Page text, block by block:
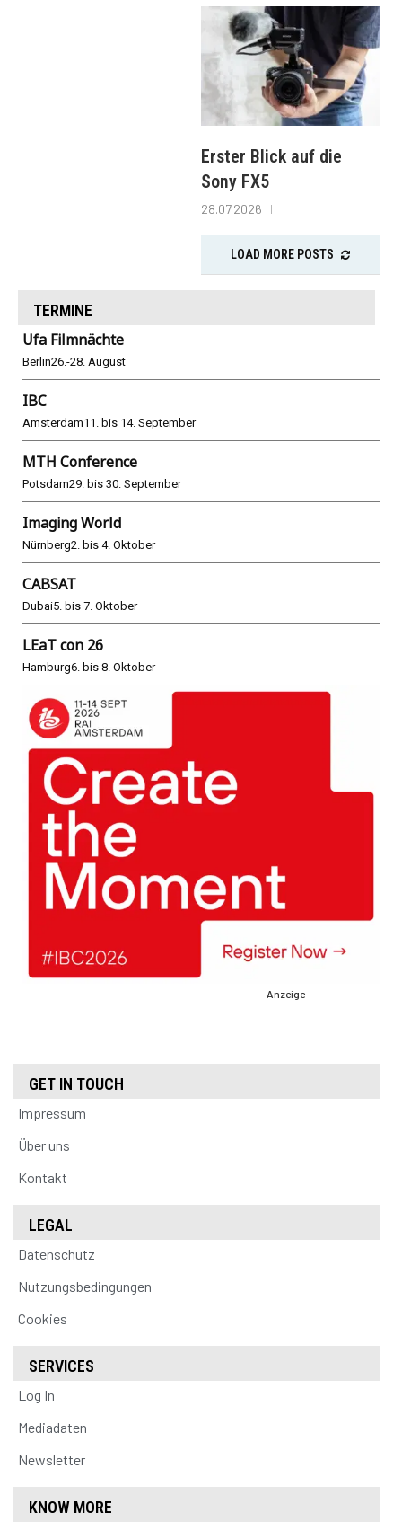
Erster Blick auf die
Sony FX5
28.07.2026
LOAD MORE POSTS
TERMINE
Ufa Filmnächte
Berlin26.-28. August
IBC
Amsterdam11. bis 14. September
MTH Conference
Potsdam29. bis 30. September
Imaging World
Nürnberg2. bis 4. Oktober
CABSAT
Dubai5. bis 7. Oktober
LEaT con 26
Hamburg6. bis 8. Oktober
Anzeige
GET IN TOUCH
Impressum
Über uns
Kontakt
LEGAL
Datenschutz
Nutzungsbedingungen
Cookies
SERVICES
Log In
Mediadaten
Newsletter
KNOW MORE